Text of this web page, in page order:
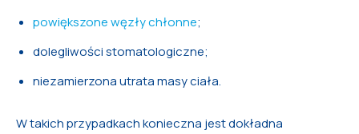
powiększone węzły chłonne;
dolegliwości stomatologiczne;
niezamierzona utrata masy ciała.
W takich przypadkach konieczna jest dokładna